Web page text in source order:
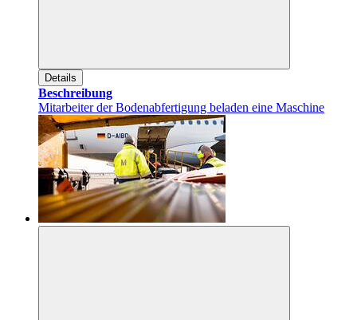
Details
Beschreibung
Mitarbeiter der Bodenabfertigung beladen eine Maschine